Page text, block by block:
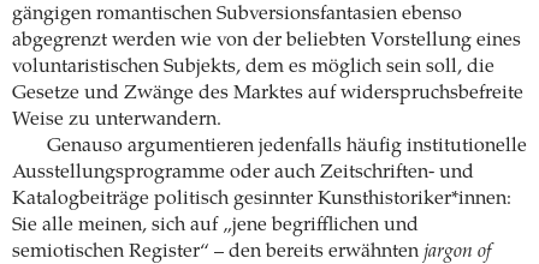
gängigen romantischen Subversionsfantasien ebenso
abgegrenzt werden wie von der beliebten Vorstellung eines
voluntaristischen Subjekts, dem es möglich sein soll, die
Gesetze und Zwänge des Marktes auf widerspruchsbefreite
Weise zu unterwandern.
Genauso argumentieren jedenfalls häufig institutionelle
Ausstellungsprogramme oder auch Zeitschriften- und
Katalogbeiträge politisch gesinnter Kunsthistoriker*innen:
Sie alle meinen, sich auf „jene begrifflichen und
semiotischen Register“ – den bereits erwähnten jargon of